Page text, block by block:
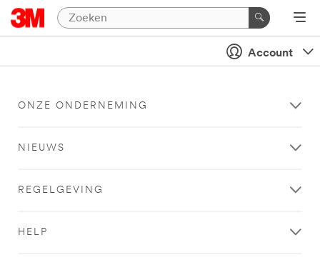
Account
ONZE ONDERNEMING
NIEUWS
REGELGEVING
HELP